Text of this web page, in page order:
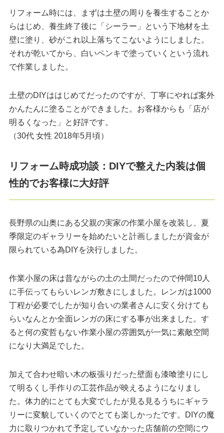
リフォーム時には、まずは土壁の周りを養生することか
らはじめ、養生終了後に「シーラー」という下地材を土
壁に塗り、砂がこれ以上落ちてこないようにしました。
それが乾いてから、白いペンキで塗っていくという流れ
で作業しました。
土壁のDIYははじめてだったのですが、丁寧にやれば案外
かんたんに塗ることができました。お客様からも「店が
明るくなった」と好評です。
（30代 女性 2018年5月頃）
リフォーム時成功談：DIYで整えた内装は個
性的でお客様に大好評
長野県の山奥にある父親の実家の作業小屋を改装し、夏
季限定のギャラリーを始めたいと計画しましたが資金が
限られている為DIYを決行しました。
作業小屋の床は昔ながらの土の土間だったので仲間10人
に手伝ってもらいレンガ敷きにしました。レンガは1000
丁程が必要でしたが知り合いの業者さんに安く分けても
らいなんとか全面レンガの床にする事が出来ました。す
ると何の変哲もない作業小屋の雰囲気が一気に素敵空間
になり大満足でした。
加えて合わせ暗い木の板張りだった壁面も漆喰塗りにし
て明るくし手作りの工芸作品が映えるようになりまし
た。体力的にとても大変でしたが見る見るうちにギャラ
リーに変貌していくのでとても楽しかったです。DIYの魔
力に取りつかれて予定していなかった店舗前の空間にウ